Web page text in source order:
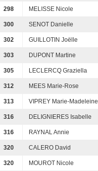
298 MELISSE Nicole
300 SENOT Danielle
302 GUILLOTIN Joëlle
303 DUPONT Martine
305 LECLERCQ Graziella
312 MEES Marie-Rose
313 VIPREY Marie-Madeleine
316 DELIGNIERES Isabelle
316 RAYNAL Annie
320 CALERO David
320 MOUROT Nicole